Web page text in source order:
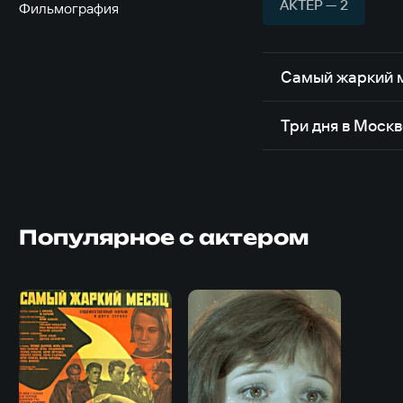
Фильмография АКТЁР — 2
Самый жаркий
Три дня в
Популярное с актером